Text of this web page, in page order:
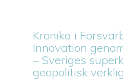
Krönika i
Innovation
– Sveriges
geopolitisk